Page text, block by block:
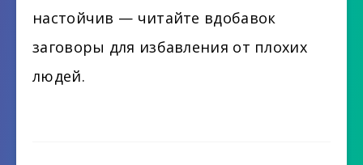
настойчив — читайте вдобавок
заговоры для избавления от плохих
людей.